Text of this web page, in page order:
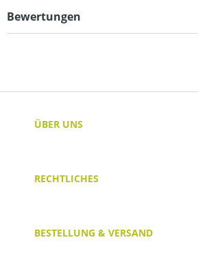
Bewertungen
ÜBER UNS
RECHTLICHES
BESTELLUNG & VERSAND